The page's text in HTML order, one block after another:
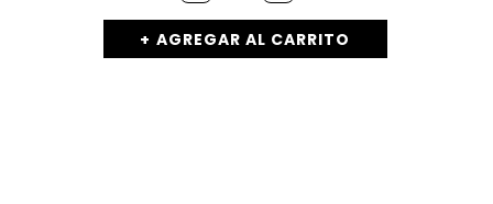
100%
Exprimido
Sabor
AGREGAR AL CARRITO